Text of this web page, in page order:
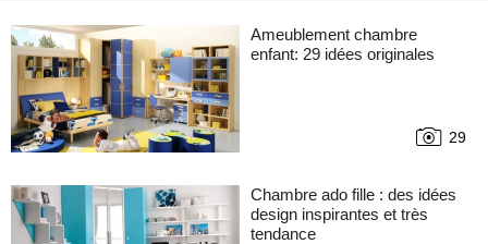
Ameublement chambre
enfant: 29 idées originales
29
Chambre ado fille : des idées
design inspirantes et très
tendance